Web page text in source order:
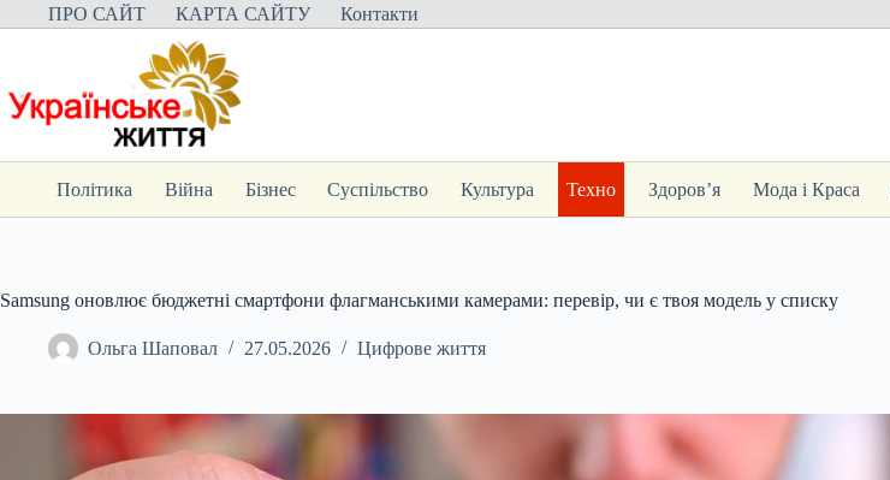
Перейти
до
ПРО САЙТ КАРТА САЙТУ Контакти
Політика Війна Бізнес Суспільство Культура Техно Здоров’я Мода і Краса
Samsung оновлює бюджетні смартфони флагманськими камерами: перевір, чи є твоя модель у списку
Ольга Шаповал 27.05.2026 Цифрове життя